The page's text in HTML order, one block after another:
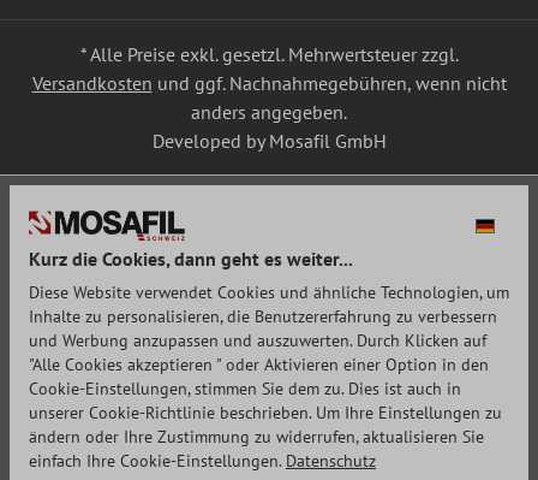
* Alle Preise exkl. gesetzl. Mehrwertsteuer zzgl.
Versandkosten und ggf. Nachnahmegebühren, wenn nicht
anders angegeben.
Developed by Mosafil GmbH
Kurz die Cookies, dann geht es weiter...
Diese Website verwendet Cookies und ähnliche Technologien, um
Inhalte zu personalisieren, die Benutzererfahrung zu verbessern
und Werbung anzupassen und auszuwerten. Durch Klicken auf
"Alle Cookies akzeptieren " oder Aktivieren einer Option in den
Cookie-Einstellungen, stimmen Sie dem zu. Dies ist auch in
unserer Cookie-Richtlinie beschrieben. Um Ihre Einstellungen zu
ändern oder Ihre Zustimmung zu widerrufen, aktualisieren Sie
einfach Ihre Cookie-Einstellungen. Datenschutz